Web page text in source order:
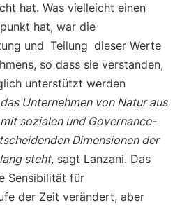
hat. Was vielleicht einen
hat, war die
und Teilung dieser Werte
so dass sie verstanden,
unterstützt werden
Unternehmen von Natur aus
sozialen und Governance-
Dimensionen der
steht, sagt Lanzani. Das
Sensibilität für
der Zeit verändert, aber